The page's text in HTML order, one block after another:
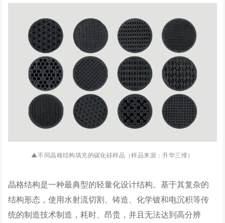
▲不同晶格结构填充的碳化硅样品（样品来源：升华三维）
晶格结构是一种最典型的轻量化设计结构。基于其复杂的
结构形态，使用水射流切割、铸造、化学镀和电沉积等传
统的制造技术制造，耗时、昂贵，并且无法达到高分辨